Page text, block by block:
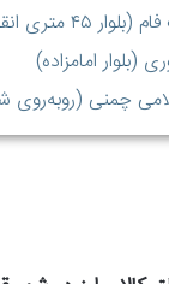
۴۵ متری انقلاب)
(بلوار امامزاده)
چمنی (روبه‌روی